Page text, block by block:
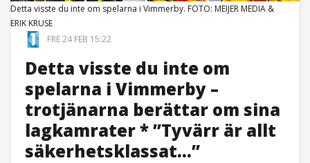
Detta visste du inte om spelarna i Vimmerby. FOTO: MEIJER MEDIA &
ERIK KRUSE
FRE 24 FEB 15:22
Detta visste du inte om
spelarna i Vimmerby –
trotjänarna berättar om sina
lagkamrater * ”Tyvärr är allt
säkerhetsklassat…”